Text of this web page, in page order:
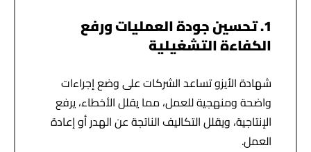
1. تحسين جودة العمليات ورفع
الكفاءة التشغيلية
شهادة الأيزو تساعد الشركات على وضع إجراءات
واضحة ومنهجية للعمل، مما يقلل الأخطاء، يرفع
الإنتاجية، ويقلل التكاليف الناتجة عن الهدر أو إعادة
العمل.